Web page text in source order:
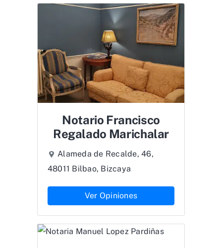
Notario Francisco
Regalado Marichalar
Alameda de Recalde, 46,
48011 Bilbao, Bizcaya
Ver Opiniones